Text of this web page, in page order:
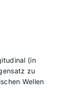
(in
zu
Wellen